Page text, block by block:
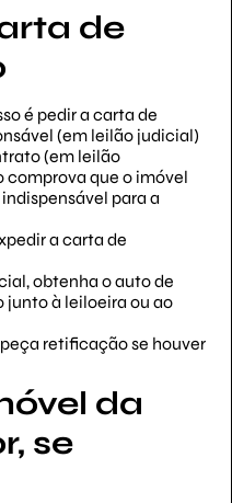
de
é pedir a carta de
(em leilão judicial)
(em leilão
que o imóvel
para a
a carta de
obtenha o auto de
à leiloeira ou ao
retificação se houver
da
se